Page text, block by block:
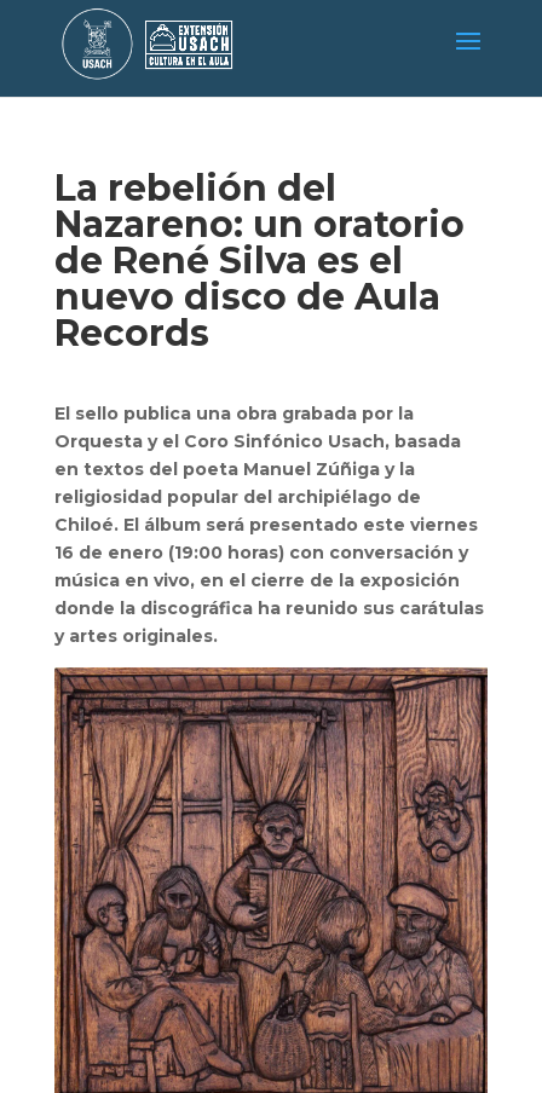
La rebelión del
Nazareno: un oratorio
de René Silva es el
nuevo disco de Aula
Records
El sello publica una obra grabada por la
Orquesta y el Coro Sinfónico Usach, basada
en textos del poeta Manuel Zúñiga y la
religiosidad popular del archipiélago de
Chiloé. El álbum será presentado este viernes
16 de enero (19:00 horas) con conversación y
música en vivo, en el cierre de la exposición
donde la discográfica ha reunido sus carátulas
y artes originales.